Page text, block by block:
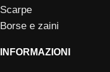
Scarpe
Borse e zaini
INFORMAZIONI